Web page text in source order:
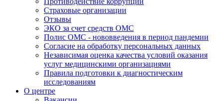
Страховые организации
Отзывы
ЭКО за счет средств ОМС
Полис ОМС - нововведения в период пандемии
Согласие на обработку персональных данных
Независимая оценка качества условий оказания
услуг медицинскими организациями
Правила подготовки к диагностическим
исследованиям
О центре